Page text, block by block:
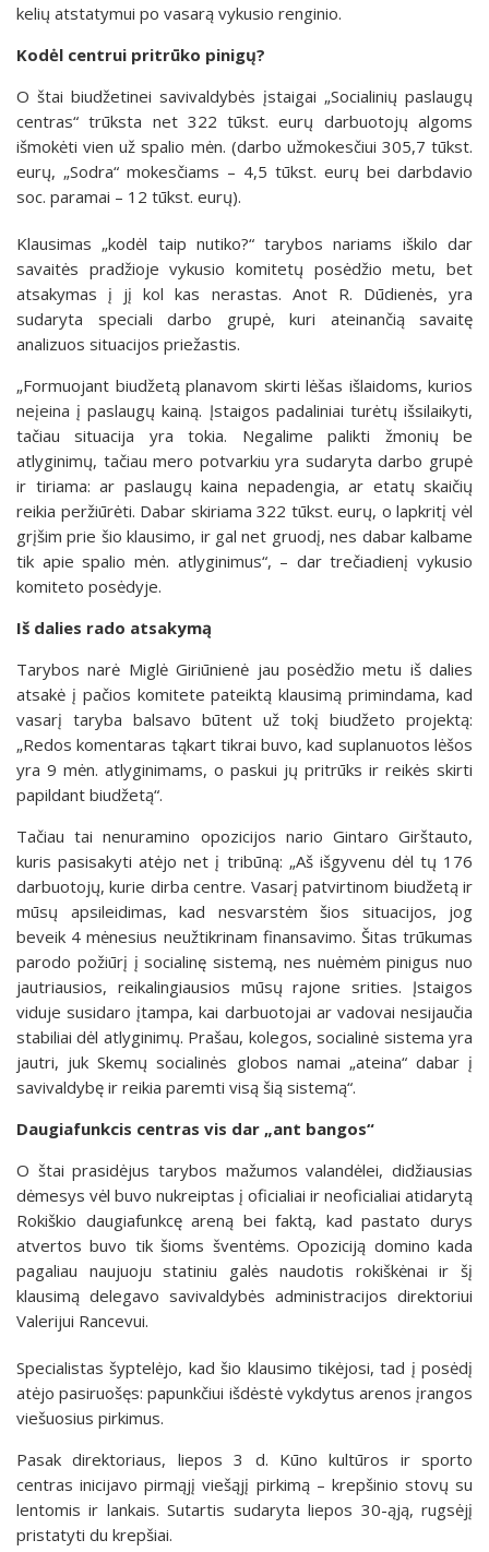
kelių atstatymui po vasarą vykusio renginio.
Kodėl centrui pritrūko pinigų?
O štai biudžetinei savivaldybės įstaigai „Socialinių paslaugų
centras“ trūksta net 322 tūkst. eurų darbuotojų algoms
išmokėti vien už spalio mėn. (darbo užmokesčiui 305,7 tūkst.
eurų, „Sodra“ mokesčiams – 4,5 tūkst. eurų bei darbdavio
soc. paramai – 12 tūkst. eurų).
Klausimas „kodėl taip nutiko?“ tarybos nariams iškilo dar
savaitės pradžioje vykusio komitetų posėdžio metu, bet
atsakymas į jį kol kas nerastas. Anot R. Dūdienės, yra
sudaryta speciali darbo grupė, kuri ateinančią savaitę
analizuos situacijos priežastis.
„Formuojant biudžetą planavom skirti lėšas išlaidoms, kurios
neįeina į paslaugų kainą. Įstaigos padaliniai turėtų išsilaikyti,
tačiau situacija yra tokia. Negalime palikti žmonių be
atlyginimų, tačiau mero potvarkiu yra sudaryta darbo grupė
ir tiriama: ar paslaugų kaina nepadengia, ar etatų skaičių
reikia peržiūrėti. Dabar skiriama 322 tūkst. eurų, o lapkritį vėl
grįšim prie šio klausimo, ir gal net gruodį, nes dabar kalbame
tik apie spalio mėn. atlyginimus“, – dar trečiadienį vykusio
komiteto posėdyje.
Iš dalies rado atsakymą
Tarybos narė Miglė Giriūnienė jau posėdžio metu iš dalies
atsakė į pačios komitete pateiktą klausimą primindama, kad
vasarį taryba balsavo būtent už tokį biudžeto projektą:
„Redos komentaras tąkart tikrai buvo, kad suplanuotos lėšos
yra 9 mėn. atlyginimams, o paskui jų pritrūks ir reikės skirti
papildant biudžetą“.
Tačiau tai nenuramino opozicijos nario Gintaro Girštauto,
kuris pasisakyti atėjo net į tribūną: „Aš išgyvenu dėl tų 176
darbuotojų, kurie dirba centre. Vasarį patvirtinom biudžetą ir
mūsų apsileidimas, kad nesvarstėm šios situacijos, jog
beveik 4 mėnesius neužtikrinam finansavimo. Šitas trūkumas
parodo požiūrį į socialinę sistemą, nes nuėmėm pinigus nuo
jautriausios, reikalingiausios mūsų rajone srities. Įstaigos
viduje susidaro įtampa, kai darbuotojai ar vadovai nesijaučia
stabiliai dėl atlyginimų. Prašau, kolegos, socialinė sistema yra
jautri, juk Skemų socialinės globos namai „ateina“ dabar į
savivaldybę ir reikia paremti visą šią sistemą“.
Daugiafunkcis centras vis dar „ant bangos“
O štai prasidėjus tarybos mažumos valandėlei, didžiausias
dėmesys vėl buvo nukreiptas į oficialiai ir neoficialiai atidarytą
Rokiškio daugiafunkcę areną bei faktą, kad pastato durys
atvertos buvo tik šioms šventėms. Opoziciją domino kada
pagaliau naujuoju statiniu galės naudotis rokiškėnai ir šį
klausimą delegavo savivaldybės administracijos direktoriui
Valerijui Rancevui.
Specialistas šyptelėjo, kad šio klausimo tikėjosi, tad į posėdį
atėjo pasiruošęs: papunkčiui išdėstė vykdytus arenos įrangos
viešuosius pirkimus.
Pasak direktoriaus, liepos 3 d. Kūno kultūros ir sporto
centras inicijavo pirmąjį viešąjį pirkimą – krepšinio stovų su
lentomis ir lankais. Sutartis sudaryta liepos 30-ąją, rugsėjį
pristatyti du krepšiai.